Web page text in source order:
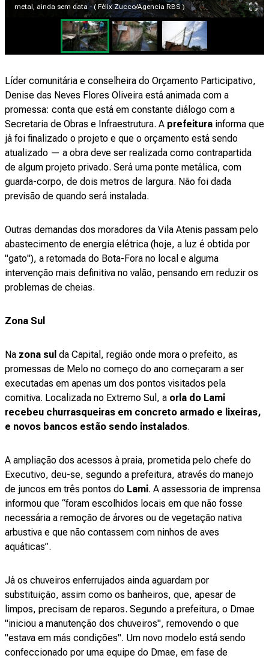
metal, ainda sem data - ( Félix Zucco/Agencia RBS )
Líder comunitária e conselheira do Orçamento Participativo,
Denise das Neves Flores Oliveira está animada com a
promessa: conta que está em constante diálogo com a
Secretaria de Obras e Infraestrutura. A prefeitura informa que
já foi finalizado o projeto e que o orçamento está sendo
atualizado — a obra deve ser realizada como contrapartida
de algum projeto privado. Será uma ponte metálica, com
guarda-corpo, de dois metros de largura. Não foi dada
previsão de quando será instalada.
Outras demandas dos moradores da Vila Atenis passam pelo
abastecimento de energia elétrica (hoje, a luz é obtida por
"gato"), a retomada do Bota-Fora no local e alguma
intervenção mais definitiva no valão, pensando em reduzir os
problemas de cheias.
Zona Sul
Na zona sul da Capital, região onde mora o prefeito, as
promessas de Melo no começo do ano começaram a ser
executadas em apenas um dos pontos visitados pela
comitiva. Localizada no Extremo Sul, a orla do Lami
recebeu churrasqueiras em concreto armado e lixeiras,
e novos bancos estão sendo instalados.
A ampliação dos acessos à praia, prometida pelo chefe do
Executivo, deu-se, segundo a prefeitura, através do manejo
de juncos em três pontos do Lami. A assessoria de imprensa
informou que “foram escolhidos locais em que não fosse
necessária a remoção de árvores ou de vegetação nativa
arbustiva e que não contassem com ninhos de aves
aquáticas”.
Já os chuveiros enferrujados ainda aguardam por
substituição, assim como os banheiros, que, apesar de
limpos, precisam de reparos. Segundo a prefeitura, o Dmae
"iniciou a manutenção dos chuveiros", removendo o que
"estava em más condições". Um novo modelo está sendo
confeccionado por uma equipe do Dmae, em fase de